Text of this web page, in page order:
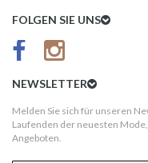
Kundenservice
AGB
Kundeninformationen
FOLGEN SIE UNS
NEWSLETTER
Melden Sie sich für unseren
Laufenden der neuesten
Angeboten.